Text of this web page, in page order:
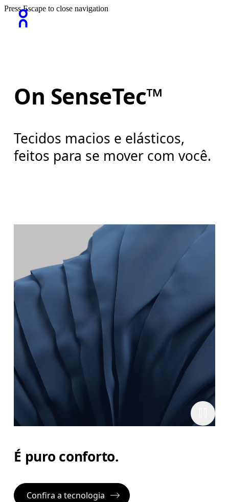
Press Escape to close navigation
On SenseTec™
Tecidos macios e elásticos,
feitos para se mover com você.
É puro conforto.
Confira a tecnologia